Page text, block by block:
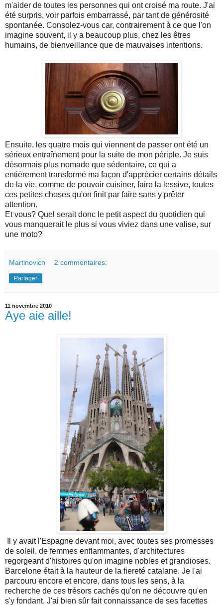
m'aider de toutes les personnes qui ont croisé ma route. J'ai
été surpris, voir parfois embarrassé, par tant de générosité
spontanée. Consolez-vous car, contrairement à ce que l'on
imagine souvent, il y a beaucoup plus, chez les êtres
humains, de bienveillance que de mauvaises intentions.
Ensuite, les quatre mois qui viennent de passer ont été un
sérieux entraînement pour la suite de mon périple. Je suis
désormais plus nomade que sédentaire, ce qui a
entièrement transformé ma façon d'apprécier certains détails
de la vie, comme de pouvoir cuisiner, faire la lessive, toutes
ces petites choses qu'on finit par faire sans y prêter
attention.
Et vous? Quel serait donc le petit aspect du quotidien qui
vous manquerait le plus si vous viviez dans une valise, sur
une moto?
Martinovich 2 commentaires:
Partager
11 novembre 2010
Aye aie aille!
Il y avait l'Espagne devant moi, avec toutes ses promesses
de soleil, de femmes enflammantes, d'architectures
regorgeant d'histoires qu'on imagine nobles et grandioses.
Barcelone était à la hauteur de la fiereté catalane. Je l'ai
parcouru encore et encore, dans tous les sens, à la
recherche de ces trésors cachés qu'on ne découvre qu'en
s'y fondant. J'ai bien sûr fait connaissance de ses facettes